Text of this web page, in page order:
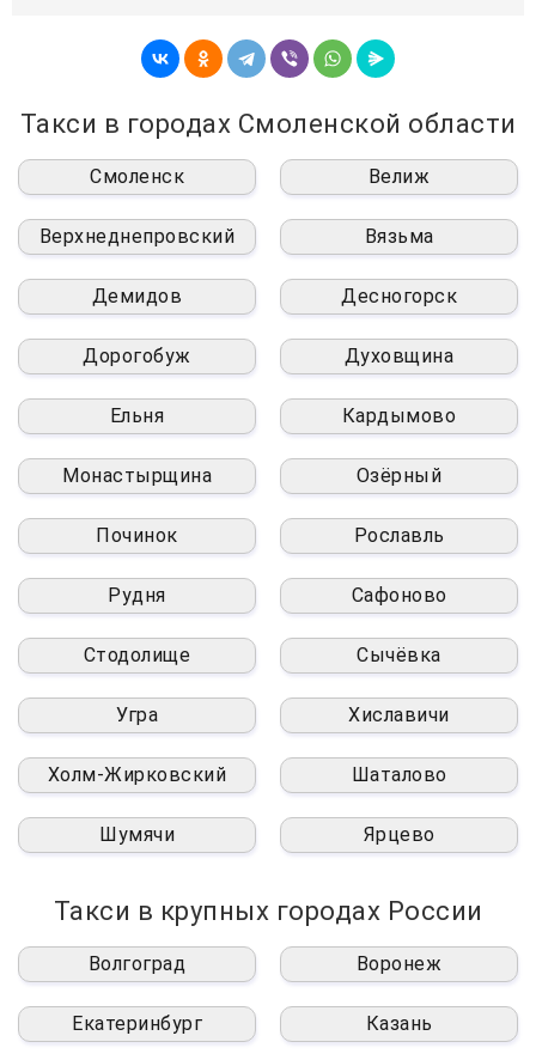
Такси в городах Смоленской области
Смоленск Велиж
Верхнеднепровский Вязьма
Демидов Десногорск
Дорогобуж Духовщина
Ельня Кардымово
Монастырщина Озёрный
Починок Рославль
Рудня Сафоново
Стодолище Сычёвка
Угра Хиславичи
Холм-Жирковский Шаталово
Шумячи Ярцево
Такси в крупных городах России
Волгоград Воронеж
Екатеринбург Казань